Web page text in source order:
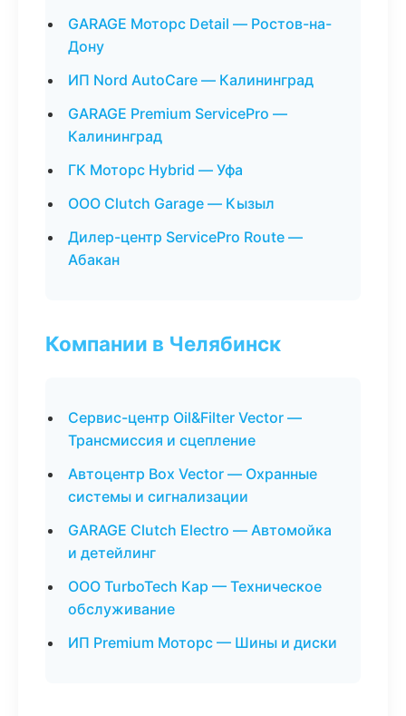
GARAGE Моторс Detail — Ростов-на-
Дону
ИП Nord AutoCare — Калининград
GARAGE Premium ServicePro —
Калининград
ГК Моторс Hybrid — Уфа
ООО Clutch Garage — Кызыл
Дилер-центр ServicePro Route —
Абакан
Компании в Челябинск
Сервис-центр Oil&Filter Vector —
Трансмиссия и сцепление
Автоцентр Box Vector — Охранные
системы и сигнализации
GARAGE Clutch Electro — Автомойка
и детейлинг
ООО TurboTech Кар — Техническое
обслуживание
ИП Premium Моторс — Шины и диски